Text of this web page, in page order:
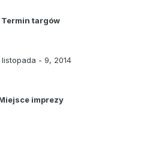
Termin targów
- 9, 2014
imprezy